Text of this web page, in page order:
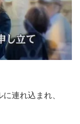
連れ込まれ、